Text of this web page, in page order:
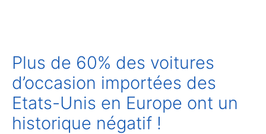
Plus de 60% des voitures
d’occasion importées des
Etats-Unis en Europe ont un
historique négatif !